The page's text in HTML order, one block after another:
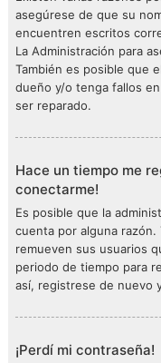
asegúrese de que su
encuentren escritos
La Administración para
También es posible que
dueño y/o tenga fallos
ser reparado.
Hace un tiempo me
conectarme!
Es posible que la
cuenta por alguna
remueven sus usuarios
periodo de tiempo para
así, registrese de nuevo
¡Perdí mi contraseña!